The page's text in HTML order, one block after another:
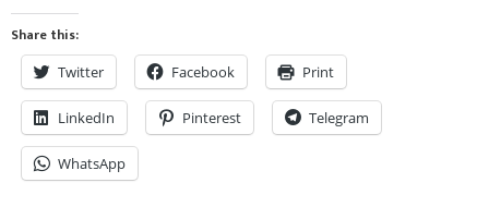
Share this:
Twitter Facebook Print
LinkedIn Pinterest Telegram
WhatsApp